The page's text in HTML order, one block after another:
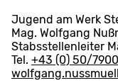
Jugend am Werk
Mag. Wolfgang
Stabsstellenleiter
Tel. +43 (0) 50/